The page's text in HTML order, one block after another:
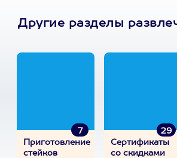
Другие разделы
7
Приготовление
стейков
29
Сертификаты
со скидками